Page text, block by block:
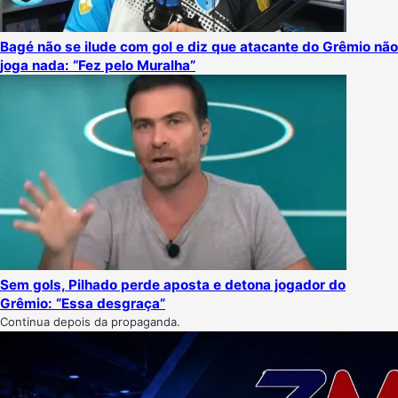
Bagé não se ilude com gol e diz que atacante do Grêmio não
joga nada: “Fez pelo Muralha”
Sem gols, Pilhado perde aposta e detona jogador do
Grêmio: “Essa desgraça”
Continua depois da propaganda.